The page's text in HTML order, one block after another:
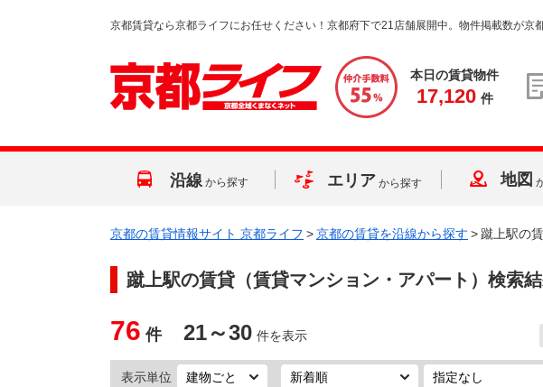
京都賃貸なら京都ライフにお任せください！京都府下で21店舗展開中。物件掲載数が京
本日の賃貸物件
17,120 件
沿線 から探す エリア から探す 地図
京都の賃貸情報サイト 京都ライフ >京都の賃貸を沿線から探す > 蹴上駅の
蹴上駅の賃貸（賃貸マンション・アパート）検索
76 件 21～30 件を表示
表示単位